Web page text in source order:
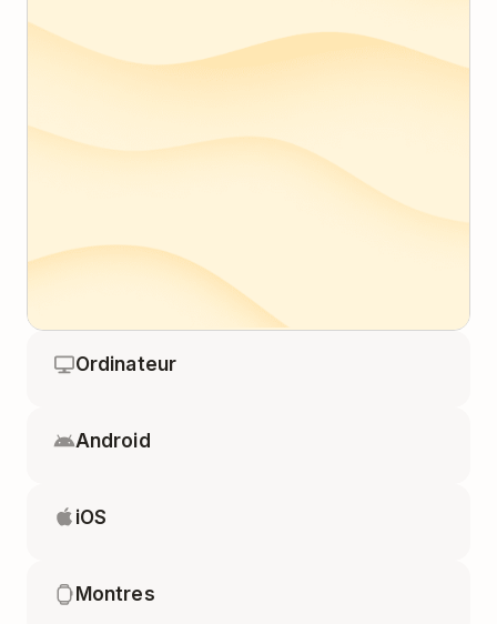
Ordinateur
Android
iOS
Montres